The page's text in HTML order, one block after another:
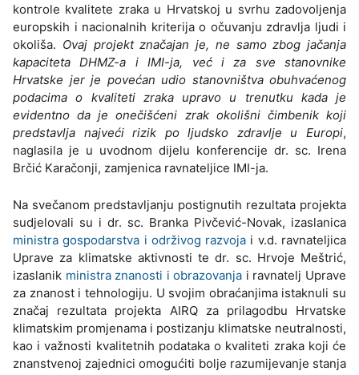
kontrole kvalitete zraka u Hrvatskoj u svrhu zadovoljenja
europskih i nacionalnih kriterija o očuvanju zdravlja ljudi i
okoliša. Ovaj projekt značajan je, ne samo zbog jačanja
kapaciteta DHMZ-a i IMI-ja, već i za sve stanovnike
Hrvatske jer je povećan udio stanovništva obuhvaćenog
podacima o kvaliteti zraka upravo u trenutku kada je
evidentno da je onečišćeni zrak okolišni čimbenik koji
predstavlja najveći rizik po ljudsko zdravlje u Europi,
naglasila je u uvodnom dijelu konferencije dr. sc. Irena
Brčić Karačonji, zamjenica ravnateljice IMI-ja.
Na svečanom predstavljanju postignutih rezultata projekta
sudjelovali su i dr. sc. Branka Pivčević-Novak, izaslanica
ministra gospodarstva i održivog razvoja i v.d. ravnateljica
Uprave za klimatske aktivnosti te dr. sc. Hrvoje Meštrić,
izaslanik ministra znanosti i obrazovanja i ravnatelj Uprave
za znanost i tehnologiju. U svojim obraćanjima istaknuli su
značaj rezultata projekta AIRQ za prilagodbu Hrvatske
klimatskim promjenama i postizanju klimatske neutralnosti,
kao i važnosti kvalitetnih podataka o kvaliteti zraka koji će
znanstvenoj zajednici omogućiti bolje razumijevanje stanja